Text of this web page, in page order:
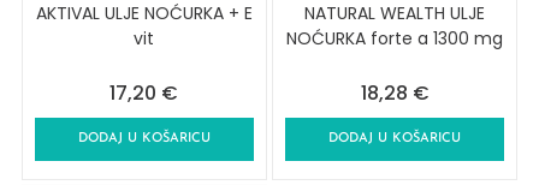
AKTIVAL ULJE NOĆURKA + E
vit
17,20 €
DODAJ U KOŠARICU
NATURAL WEALTH ULJE
NOĆURKA forte a 1300 mg
18,28 €
DODAJ U KOŠARICU